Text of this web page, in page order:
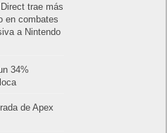
trae más
en combates
a Nintendo
34%
de Apex